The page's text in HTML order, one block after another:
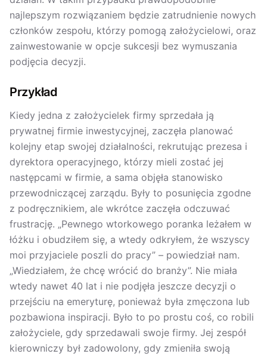
najlepszym rozwiązaniem będzie zatrudnienie nowych
członków zespołu, którzy pomogą założycielowi, oraz
zainwestowanie w opcje sukcesji bez wymuszania
podjęcia decyzji.
Przykład
Kiedy jedna z założycielek firmy sprzedała ją
prywatnej firmie inwestycyjnej, zaczęła planować
kolejny etap swojej działalności, rekrutując prezesa i
dyrektora operacyjnego, którzy mieli zostać jej
następcami w firmie, a sama objęła stanowisko
przewodniczącej zarządu. Były to posunięcia zgodne
z podręcznikiem, ale wkrótce zaczęła odczuwać
frustrację. „Pewnego wtorkowego poranka leżałem w
łóżku i obudziłem się, a wtedy odkryłem, że wszyscy
moi przyjaciele poszli do pracy” – powiedział nam.
„Wiedziałem, że chcę wrócić do branży”. Nie miała
wtedy nawet 40 lat i nie podjęła jeszcze decyzji o
przejściu na emeryturę, ponieważ była zmęczona lub
pozbawiona inspiracji. Było to po prostu coś, co robili
założyciele, gdy sprzedawali swoje firmy. Jej zespół
kierowniczy był zadowolony, gdy zmieniła swoją